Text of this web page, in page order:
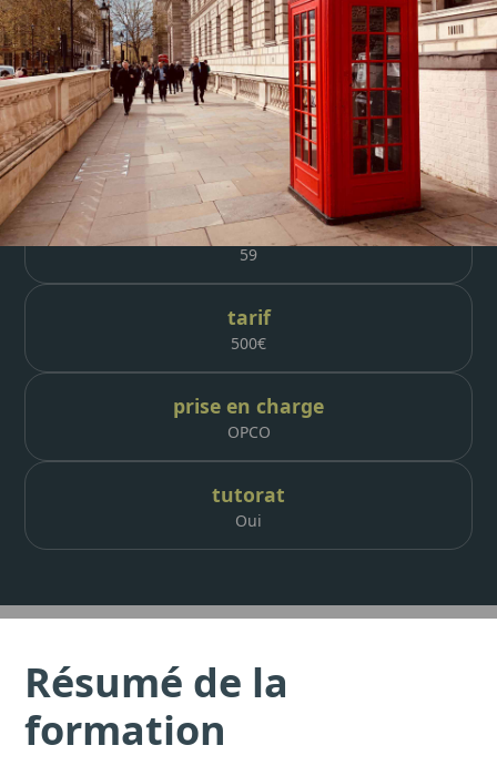
prochaine session
Tous les mois, nous contacter
durée
65h
module(s)
59
tarif
500€
prise en charge
OPCO
tutorat
Oui
Résumé de la
formation